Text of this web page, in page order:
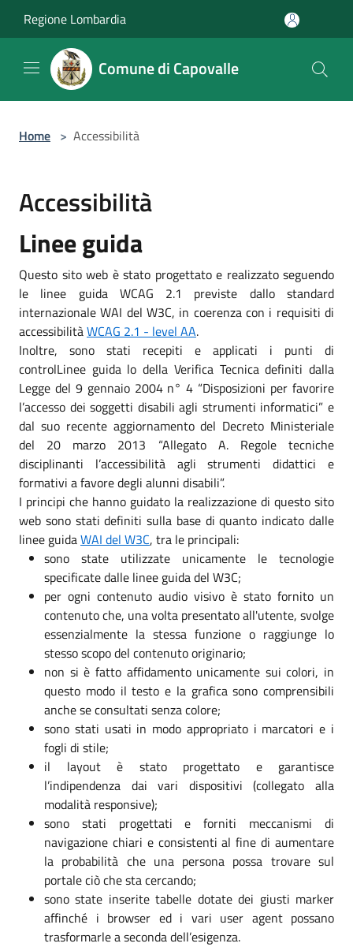
Regione Lombardia
Comune di Capovalle
Home > Accessibilità
Accessibilità
Linee guida
Questo sito web è stato progettato e realizzato seguendo
le linee guida WCAG 2.1 previste dallo standard
internazionale WAI del W3C, in coerenza con i requisiti di
accessibilitàWCAG 2.1 - level AA.
Inoltre, sono stati recepiti e applicati i punti di
controlLinee guida lo della Verifica Tecnica definiti dalla
Legge del 9 gennaio 2004 n° 4 “Disposizioni per favorire
l’accesso dei soggetti disabili agli strumenti informatici” e
dal suo recente aggiornamento del Decreto Ministeriale
del 20 marzo 2013 “Allegato A. Regole tecniche
disciplinanti l’accessibilità agli strumenti didattici e
formativi a favore degli alunni disabili”.
I principi che hanno guidato la realizzazione di questo sito
web sono stati definiti sulla base di quanto indicato dalle
linee guidaWAI del W3C, tra le principali:
sono state utilizzate unicamente le tecnologie
specificate dalle linee guida del W3C;
per ogni contenuto audio visivo è stato fornito un
contenuto che, una volta presentato all'utente, svolge
essenzialmente la stessa funzione o raggiunge lo
stesso scopo del contenuto originario;
non si è fatto affidamento unicamente sui colori, in
questo modo il testo e la grafica sono comprensibili
anche se consultati senza colore;
sono stati usati in modo appropriato i marcatori e i
fogli di stile;
il layout è stato progettato e garantisce
l’indipendenza dai vari dispositivi (collegato alla
modalità responsive);
sono stati progettati e forniti meccanismi di
navigazione chiari e consistenti al fine di aumentare
la probabilità che una persona possa trovare sul
portale ciò che sta cercando;
sono state inserite tabelle dotate dei giusti marker
affinché i browser ed i vari user agent possano
trasformarle a seconda dell’esigenza.